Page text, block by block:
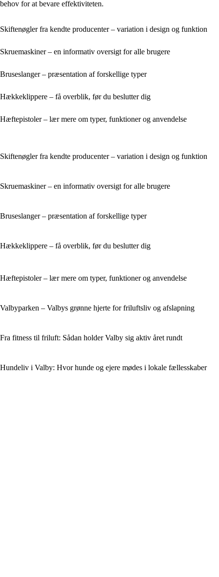
behov for at bevare effektiviteten.
Skiftenøgler fra kendte producenter – variation i design og funktion
Skruemaskiner – en informativ oversigt for alle brugere
Bruseslanger – præsentation af forskellige typer
Hækkeklippere – få overblik, før du beslutter dig
Hæftepistoler – lær mere om typer, funktioner og anvendelse
Skiftenøgler fra kendte producenter – variation i design og funktion
Skruemaskiner – en informativ oversigt for alle brugere
Bruseslanger – præsentation af forskellige typer
Hækkeklippere – få overblik, før du beslutter dig
Hæftepistoler – lær mere om typer, funktioner og anvendelse
Valbyparken – Valbys grønne hjerte for friluftsliv og afslapning
Fra fitness til friluft: Sådan holder Valby sig aktiv året rundt
Hundeliv i Valby: Hvor hunde og ejere mødes i lokale fællesskaber